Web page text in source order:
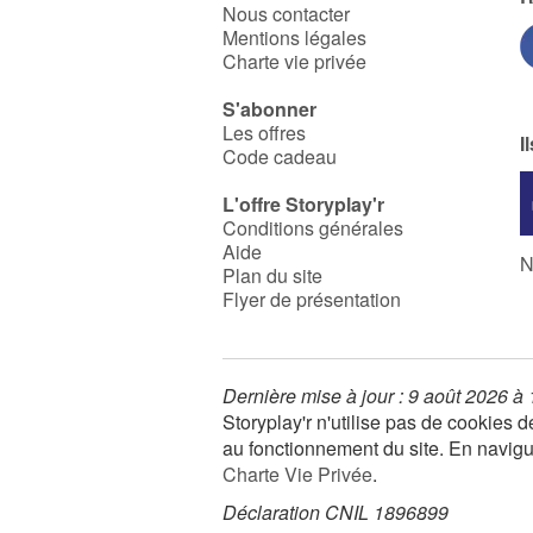
Nous contacter
Mentions légales
Charte vie privée
S'abonner
Les offres
Code cadeau
L'offre Storyplay'r
Conditions générales
Aide
Plan du site
Flyer de présentation
Dernière mise à jour : 9 août 2026 à
Storyplay'r n'utilise pas de cookies
au fonctionnement du site. En
Charte Vie Privée.
Déclaration CNIL 1896899